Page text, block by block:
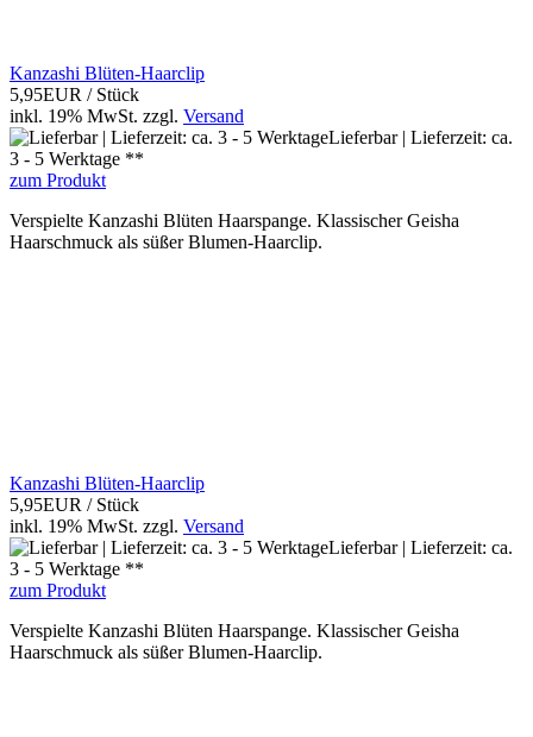
Kanzashi Blüten-Haarclip
5,95EUR / Stück
inkl. 19% MwSt. zzgl. Versand
Lieferbar | Lieferzeit: ca.
3 - 5 Werktage **
zum Produkt
Verspielte Kanzashi Blüten Haarspange. Klassischer Geisha
Haarschmuck als süßer Blumen-Haarclip.
Kanzashi Blüten-Haarclip
5,95EUR / Stück
inkl. 19% MwSt. zzgl. Versand
Lieferbar | Lieferzeit: ca.
3 - 5 Werktage **
zum Produkt
Verspielte Kanzashi Blüten Haarspange. Klassischer Geisha
Haarschmuck als süßer Blumen-Haarclip.